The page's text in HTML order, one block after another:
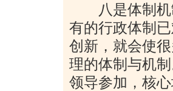
八是体制机
有的行政体制
创新，就会使
理的体制与机
领导参加，核